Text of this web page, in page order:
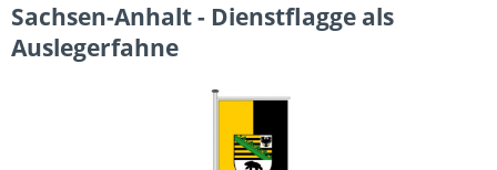
Sachsen-Anhalt - Dienstflagge als
Auslegerfahne